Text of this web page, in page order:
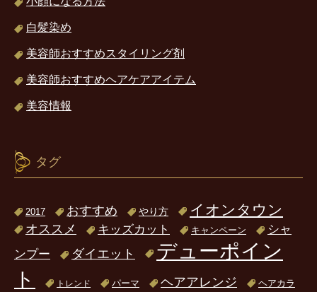
白髪染め
美容師おすすめスタイリング剤
美容師おすすめヘアケアアイテム
美容情報
タグ
2017 おすすめ やり方 イオンタウン
オススメ キッズカット キャンペーン
シャ
ンプー
ダイエット
デューポイン
ト
トレンド パーマ ヘアアレンジ
ヘアカラ